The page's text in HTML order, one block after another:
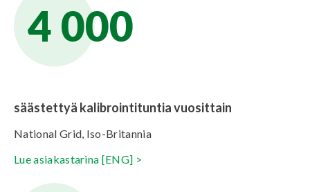
4 000
säästettyä kalibrointituntia vuosittain
National Grid, Iso-Britannia
Lue asiakastarina [ENG] >